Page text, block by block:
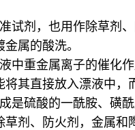
试剂，也用作除草剂
属的酸洗。
中重金属离子的催化
其直接放入漂液中，
是硫酸的一酰胺、磺
剂、防火剂，金属